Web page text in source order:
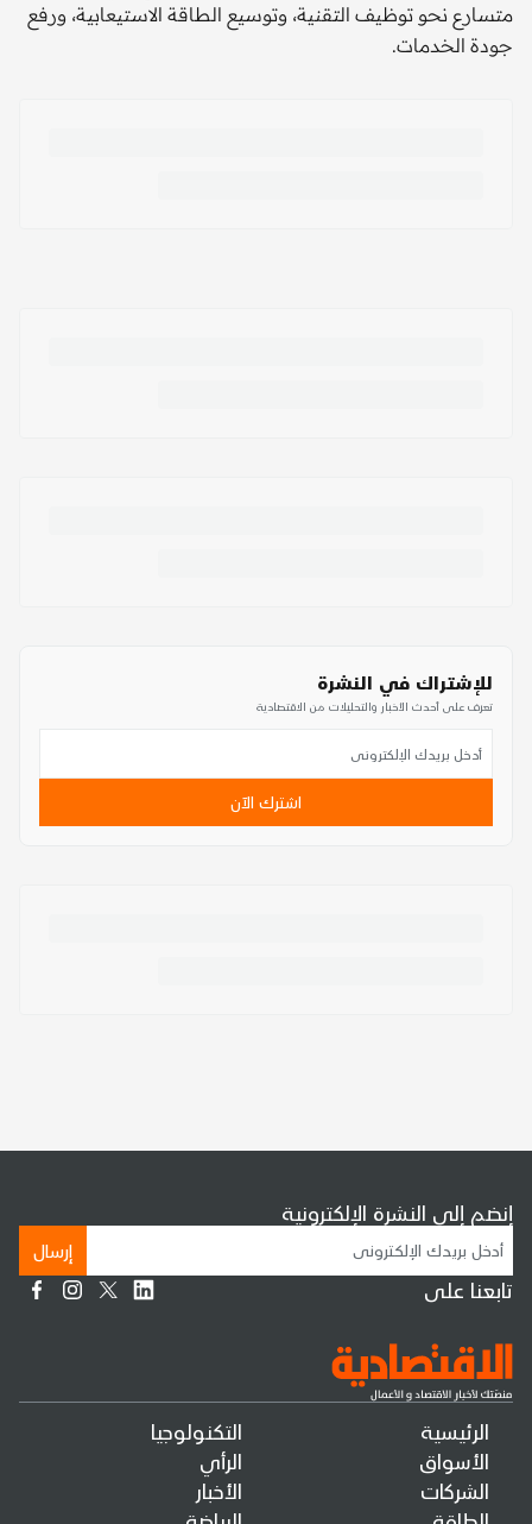
متسارع نحو توظيف التقنية، وتوسيع الطاقة الاستيعابية، ورفع
جودة الخدمات.
للإشتراك في النشرة
تعرف على أحدث الأخبار والتحليلات من الاقتصادية
اشترك الآن
الرئيسية
الأسواق
الشركات
التكنولوجيا
الرأي
الأخبار
إنضم إلى النشرة الإلكترونية
إرسال
تابعنا على